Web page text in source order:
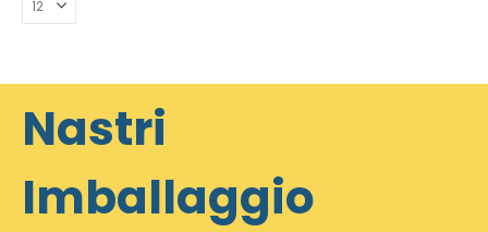
Nastri
Imballaggio